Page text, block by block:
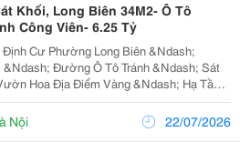
Khối, Long Biên 34M2- Ô Tô
Công Viên- 6.25 Tỷ
Cư Phường Long Biên &Ndash;
&Ndash; Đường Ô Tô Tránh &Ndash; Sát
Hoa Địa Điểm Vàng &Ndash; Hạ Tầng
Vị Trí Đắc Địa Tại Trung Tâm
Phường Long Biên! Thông Tin Chi Tiết Diện Tích:...
Nội 22/07/2026